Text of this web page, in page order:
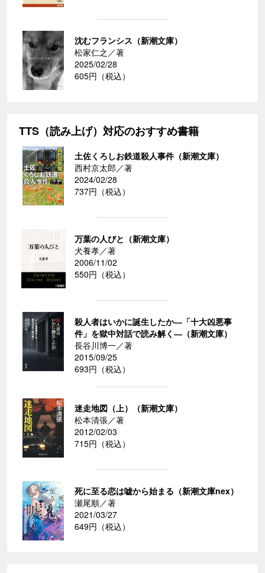
沈むフランシス（新潮文庫）
松家仁之／著
2025/02/28
605円（税込）
TTS（読み上げ）対応のおすすめ書籍
土佐くろしお鉄道殺人事件（新潮文庫）
西村京太郎／著
2024/02/28
737円（税込）
万葉の人びと（新潮文庫）
犬養孝／著
2006/11/02
550円（税込）
殺人者はいかに誕生したか―「十大凶悪事
件」を獄中対話で読み解く―（新潮文庫）
長谷川博一／著
2015/09/25
693円（税込）
迷走地図（上）（新潮文庫）
松本清張／著
2012/02/03
715円（税込）
死に至る恋は嘘から始まる（新潮文庫nex）
瀬尾順／著
2021/03/27
649円（税込）